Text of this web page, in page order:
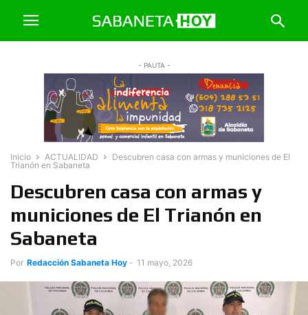
- PAUTA -
Inicio ACTUALIDAD
Descubren casa con armas y municiones de El
Trianón en Sabaneta
Descubren casa con armas y
municiones de El Trianón en
Sabaneta
Por Redacción Sabaneta Hoy - 11 mayo, 2026